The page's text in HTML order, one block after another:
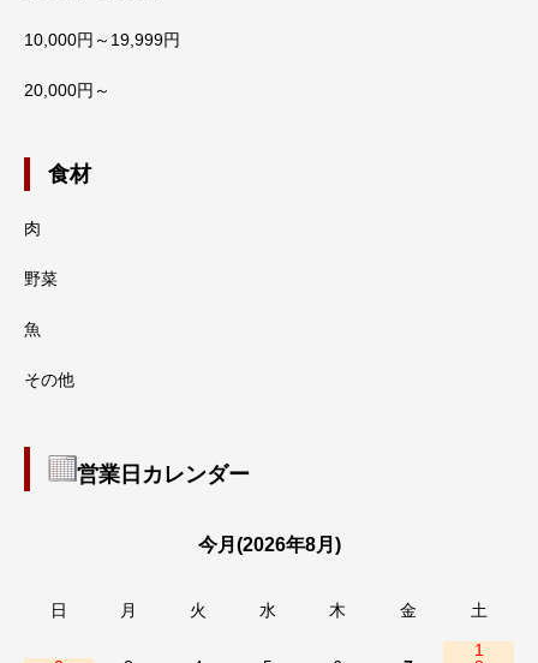
10,000円～19,999円
20,000円～
食材
肉
野菜
魚
その他
営業日カレンダー
今月(2026年8月)
日 月 火 水 木 金 土
1